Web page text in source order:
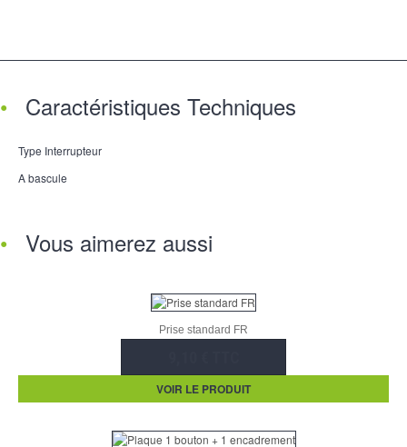
Caractéristiques Techniques
Type Interrupteur
A bascule
Vous aimerez aussi
Prise standard FR
VOIR LE PRODUIT